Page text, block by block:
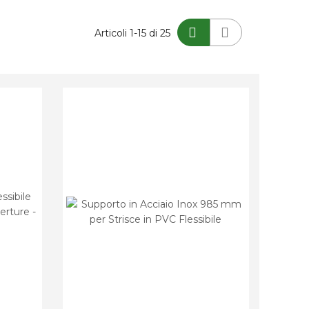
Mostra
come
Articoli 1-15 di 25